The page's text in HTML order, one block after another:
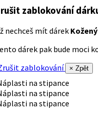
zablokování
nechceš mít dárek
dárek pak bude moci
zablokování
× Zpět